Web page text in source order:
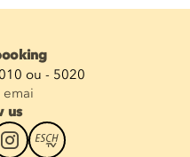
ou - 5020
emai
us